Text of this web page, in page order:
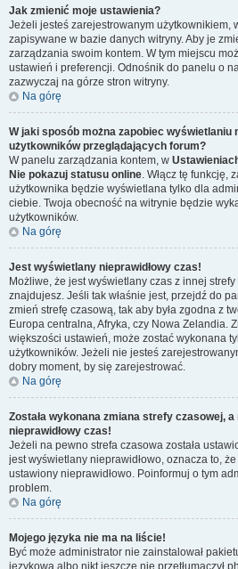
Jak zmienić moje ustawienia?
Jeżeli jesteś zarejestrowanym użytkownikiem,
zapisywane w bazie danych witryny. Aby je
zarządzania swoim kontem. W tym miejscu
ustawień i preferencji. Odnośnik do panelu o
zazwyczaj na górze stron witryny.
Na górę
W jaki sposób można zapobiec wyświetlaniu
użytkowników przeglądających forum?
W panelu zarządzania kontem, w
Nie pokazuj statusu online. Włącz tę funkcję,
użytkownika będzie wyświetlana tylko dla
ciebie. Twoja obecność na witrynie będzie
użytkowników.
Na górę
Jest wyświetlany nieprawidłowy czas!
Możliwe, że jest wyświetlany czas z innej
znajdujesz. Jeśli tak właśnie jest, przejdź do
zmień strefę czasową, tak aby była zgodna z
Europa centralna, Afryka, czy Nowa Zelandia.
większości ustawień, może zostać wykonana
użytkowników. Jeżeli nie jesteś
dobry moment, by się zarejestrować.
Na górę
Została wykonana zmiana strefy czasowej,
nieprawidłowy czas!
Jeżeli na pewno strefa czasowa została
jest wyświetlany nieprawidłowo, oznacza to,
ustawiony nieprawidłowo. Poinformuj o tym
problem.
Na górę
Mojego języka nie ma na liście!
Być może administrator nie zainstalował
językową albo nikt jeszcze nie przetłumaczył